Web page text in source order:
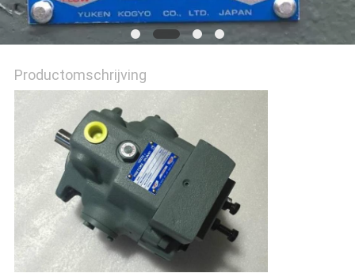
Productomschrijving